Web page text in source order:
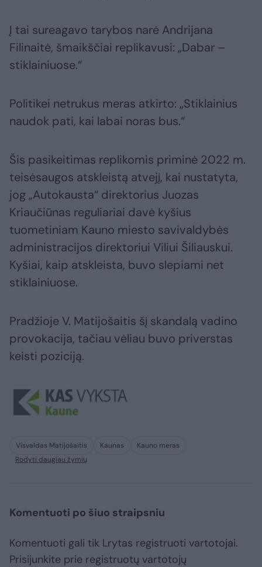
Į tai sureagavo tarybos narė Andrijana
Filinaitė, šmaikščiai replikavusi: „Dabar –
stiklainiuose.“
Politikei netrukus meras atkirto: „Stiklainius
naudok pati, kai labai noras bus.“
Šis pasikeitimas replikomis priminė 2022 m.
teisėsaugos atskleistą atvejį, kai nustatyta,
jog „Autokausta“ direktorius Juozas
Kriaučiūnas reguliariai davė kyšius
tuometiniam Kauno miesto savivaldybės
administracijos direktoriui Viliui Šiliauskui.
Kyšiai, kaip atskleista, buvo slepiami net
stiklainiuose.
Pradžioje V. Matijošaitis šį skandalą vadino
provokacija, tačiau vėliau buvo priverstas
keisti poziciją.
Visvaldas Matijošaitis Kaunas
Kauno meras
Rodyti daugiau žymių
Komentuoti po šiuo straipsniu
Komentuoti gali tik Lrytas registruoti vartotojai.
Prisijunkite prie registruotų vartotojų